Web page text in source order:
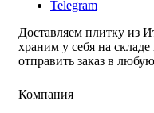
Telegram
Доставляем плитку из
храним у себя на
отправить заказ в
Компания